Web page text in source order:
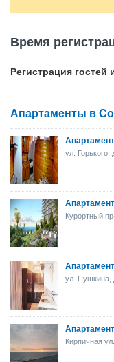
Время
Регистрация гостей
Апартаменты в
ул. Горького,
Курортный
ул. Пушкина,
Кирпичная